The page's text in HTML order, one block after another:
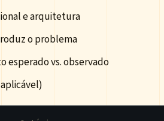
e arquitetura
o problema
esperado vs. observado